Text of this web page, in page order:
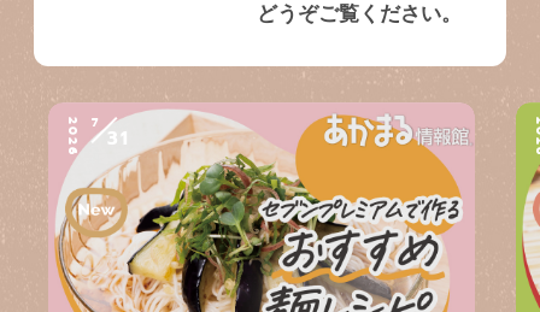
どうぞご覧ください。
2026 7
31